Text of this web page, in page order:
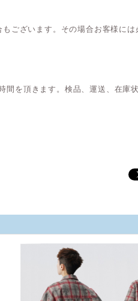
ございます。その場合お客様には
間を頂きます。検品、運送、在庫